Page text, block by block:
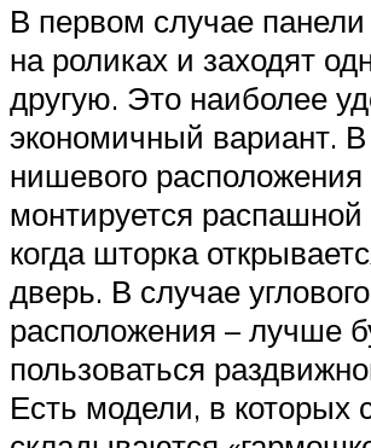
В первом случае
на роликах и заходят
другую. Это наиболее
экономичный вариант.
нишевого
монтируется распашной
когда шторка
дверь. В случае углового
расположения – лучше
пользоваться
Есть модели, в которых